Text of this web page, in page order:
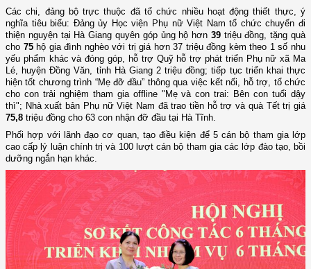
Các chi, đảng bộ trực thuộc đã tổ chức nhiều hoạt động thiết thực, ý
nghĩa tiêu biểu: Đảng ủy Học viện Phụ nữ Việt Nam tổ chức chuyến đi
thiện nguyện tại Hà Giang quyên góp ủng hộ hơn 39triệu đồng, tặng quà
cho 75hộ gia đình nghèo với trị giá hơn 37 triệu đồng kèm theo 1 số nhu
yếu phẩm khác và đóng góp, hỗ trợ Quỹ hỗ trợ phát triển Phụ nữ xã Ma
Lé, huyện Đồng Văn, tỉnh Hà Giang 2 triệu đồng; tiếp tục triển khai thực
hiện tốt chương trình “Mẹ đỡ đầu” thông qua việc kết nối, hỗ trợ, tổ chức
cho con trải nghiệm tham gia offline "Mẹ và con trai: Bên con tuổi dậy
thì"; Nhà xuất bản Phụ nữ Việt Nam đã trao tiền hỗ trợ và quà Tết trị giá
75,8 triệu đồng cho 63 con nhận đỡ đầu tại Hà Tĩnh.
Phối hợp với lãnh đạo cơ quan, tạo điều kiện để 5 cán bộ tham gia lớp
cao cấp lý luận chính trị và 100 lượt cán bộ tham gia các lớp đào tạo, bồi
dưỡng ngắn hạn khác.